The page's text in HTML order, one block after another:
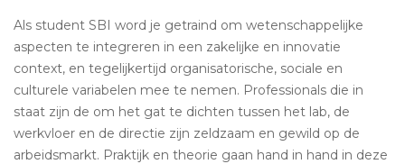
Als student SBI word je getraind om wetenschappelijke
aspecten te integreren in een zakelijke en innovatie
context, en tegelijkertijd organisatorische, sociale en
culturele variabelen mee te nemen. Professionals die in
staat zijn de om het gat te dichten tussen het lab, de
werkvloer en de directie zijn zeldzaam en gewild op de
arbeidsmarkt. Praktijk en theorie gaan hand in hand in deze